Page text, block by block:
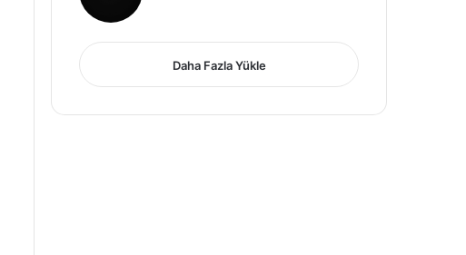
Daha Fazla Yükle